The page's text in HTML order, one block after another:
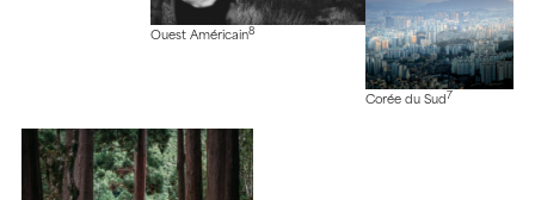
Ouest Américain8
Corée du Sud 7